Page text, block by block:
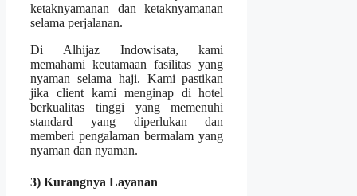
ketaknyamanan dan ketaknyamanan
selama perjalanan.
Di Alhijaz Indowisata, kami
memahami keutamaan fasilitas yang
nyaman selama haji. Kami pastikan
jika client kami menginap di hotel
berkualitas tinggi yang memenuhi
standard yang diperlukan dan
memberi pengalaman bermalam yang
nyaman dan nyaman.
3) Kurangnya Layanan